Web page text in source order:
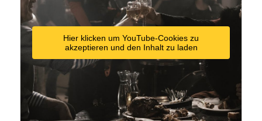
Hier klicken um YouTube-Cookies zu
akzeptieren und den Inhalt zu laden